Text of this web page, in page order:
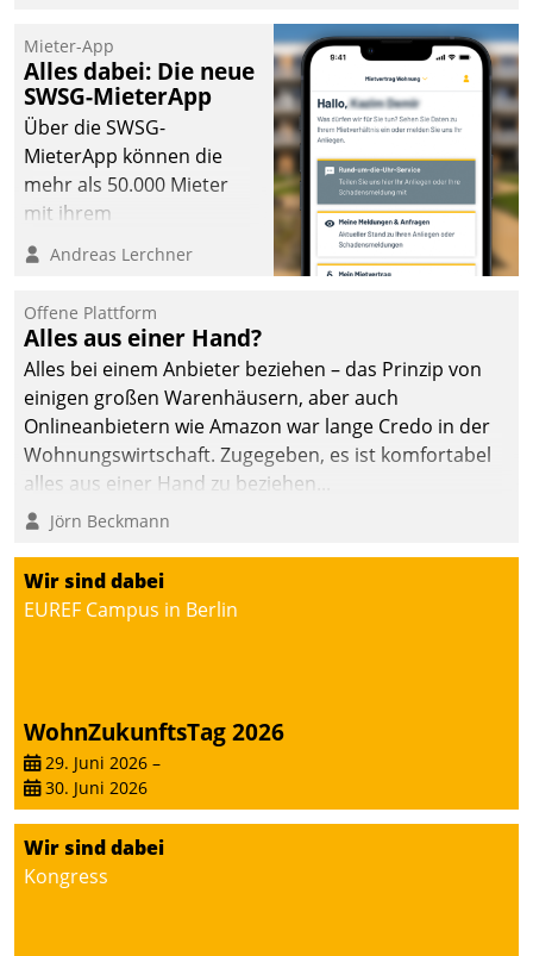
Mieter-App
Alles dabei: Die neue
SWSG-MieterApp
Über die SWSG-
MieterApp können die
mehr als 50.000 Mieter
mit ihrem
Wohnungsunternehmen
kommunizieren, auf dem
einsehen und ändern
oder
Schadensmeldungen
abgeben – rund um die
Uhr.
Andreas Lerchner
Offene Plattform
Alles aus einer Hand?
Alles bei einem Anbieter beziehen – das Prinzip von
einigen großen Warenhäusern, aber auch
Onlineanbietern wie Amazon war lange Credo in der
Wohnungswirtschaft. Zugegeben, es ist komfortabel
alles aus einer Hand zu beziehen...
Jörn Beckmann
Wir sind dabei
EUREF Campus in Berlin
WohnZukunftsTag 2026
29. Juni 2026 –
30. Juni 2026
Wir sind dabei
Kongress